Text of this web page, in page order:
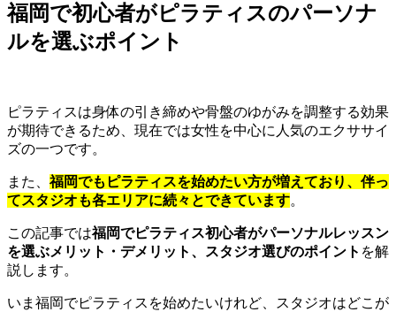
福岡で初心者がピラティスのパーソナ
ルを選ぶポイント
ピラティスは身体の引き締めや骨盤のゆがみを調整する効果
が期待できるため、現在では女性を中心に人気のエクササイ
ズの一つです。
また、福岡でもピラティスを始めたい方が増えており、伴っ
てスタジオも各エリアに続々とできています。
この記事では福岡でピラティス初心者がパーソナルレッスン
を選ぶメリット・デメリット、スタジオ選びのポイント を解
説します。
いま福岡でピラティスを始めたいけれど、スタジオはどこが